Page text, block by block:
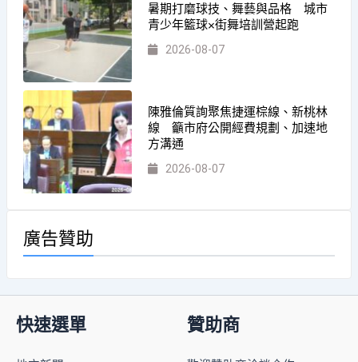
暑期打磨球技、舞藝與品格 城市
青少年籃球×街舞培訓營起跑
2026-08-07
陳雅倫質詢聚焦捷運棕線、新桃林
線 籲市府公開經費規劃、加速地
方溝通
2026-08-07
廣告贊助
快速選單 贊助商